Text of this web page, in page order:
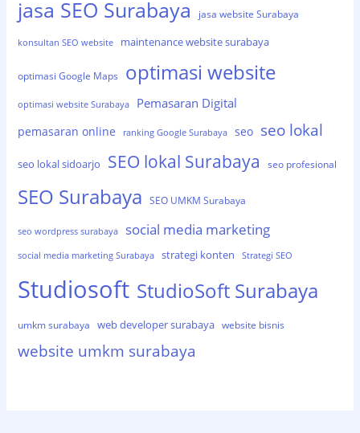
jasa SEO Surabaya jasa website Surabaya
konsultan SEO website maintenance website surabaya
optimasi Google Maps optimasi website
optimasi website Surabaya Pemasaran Digital
pemasaran online ranking Google Surabaya seo seo lokal
seo lokal sidoarjo SEO lokal Surabaya seo profesional
SEO Surabaya SEO UMKM Surabaya
seo wordpress surabaya social media marketing
social media marketing Surabaya strategi konten Strategi SEO
Studiosoft StudioSoft Surabaya
umkm surabaya web developer surabaya website bisnis
website umkm surabaya